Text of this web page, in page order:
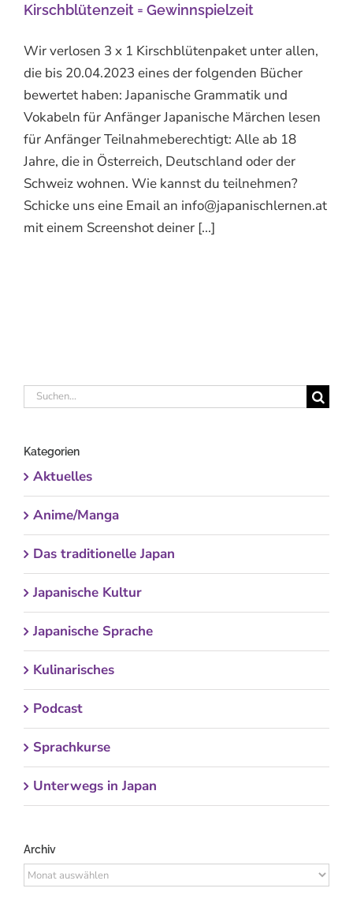
Kirschblütenzeit = Gewinnspielzeit
Wir verlosen 3 x 1 Kirschblütenpaket unter allen,
die bis 20.04.2023 eines der folgenden Bücher
bewertet haben: Japanische Grammatik und
Vokabeln für Anfänger Japanische Märchen lesen
für Anfänger Teilnahmeberechtigt: Alle ab 18
Jahre, die in Österreich, Deutschland oder der
Schweiz wohnen. Wie kannst du teilnehmen?
Schicke uns eine Email an info@japanischlernen.at
mit einem Screenshot deiner [...]
Suche
Kategorien
Aktuelles
Anime/Manga
Das traditionelle Japan
Japanische Kultur
Japanische Sprache
Kulinarisches
Podcast
Sprachkurse
Unterwegs in Japan
Archiv
Archiv